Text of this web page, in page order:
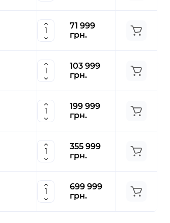
71 999
грн.
103 999
грн.
199 999
грн.
355 999
грн.
699 999
грн.